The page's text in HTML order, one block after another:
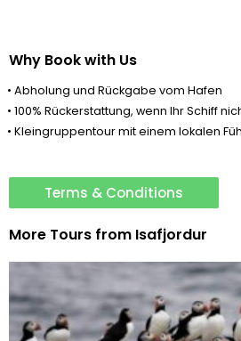
Why Book with Us
• Abholung und Rückgabe vom Hafen
• 100% Rückerstattung, wenn Ihr Schiff
• Kleingruppentour mit einem lokalen
Terms & Conditions
More Tours from Isafjordur